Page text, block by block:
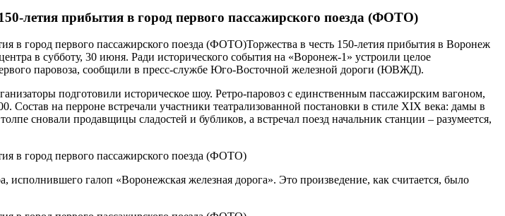
летия прибытия в город первого пассажирского поезда (ФОТО)
Торжества в честь 150-летия прибытия в Воронеж
в субботу, 30 июня. Ради исторического события на «Воронеж-1» устроили целое
паровоза, сообщили в пресс-службе Юго-Восточной железной дороги (ЮВЖД).
подготовили историческое шоу. Ретро-паровоз с единственным пассажирским вагоном,
на перроне встречали участники театрализованной постановки в стиле XIX века: дамы в
сновали продавщицы сладостей и бубликов, а встречал поезд начальник станции – разумеется,
галоп «Воронежская железная дорога». Это произведение, как считается, было